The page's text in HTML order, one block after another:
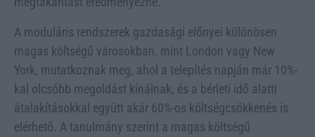
A moduláris rendszerek gazdasági előnyei különösen
magas költségű városokban, mint London vagy New
York, mutatkoznak meg, ahol a telepítés napján már 10%-
kal olcsóbb megoldást kínálnak, és a bérleti idő alatti
átalakításokkal együtt akár 60%-os költségcsökkenés is
elérhető. A tanulmány szerint a magas költségű